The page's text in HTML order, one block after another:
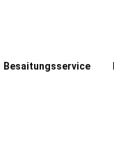
Besaitungsservice